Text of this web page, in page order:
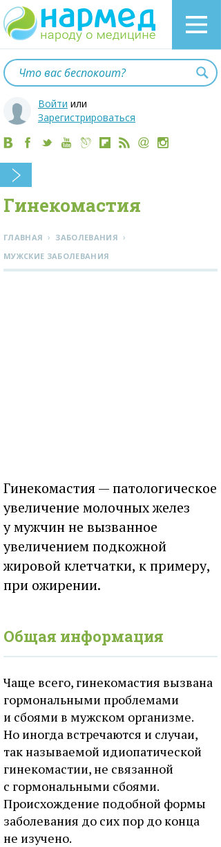
Войти или
Зарегистрироваться
Гинекомастия
ГЛАВНАЯ › ЗАБОЛЕВАНИЯ ›
МУЖСКИЕ ЗАБОЛЕВАНИЯ
Гинекомастия — патологическое
увеличение молочных желез
у мужчин не вызванное
увеличением подкожной
жировой клетчатки, к примеру,
при ожирении.
Общая информация
Чаще всего, гинекомастия вызвана
гормональными проблемами
и сбоями в мужском организме.
Но иногда встречаются и случаи,
так называемой идиопатической
гинекомастии, не связанной
с гормональными сбоями.
Происхождение подобной формы
заболевания до сих пор до конца
не изучено.